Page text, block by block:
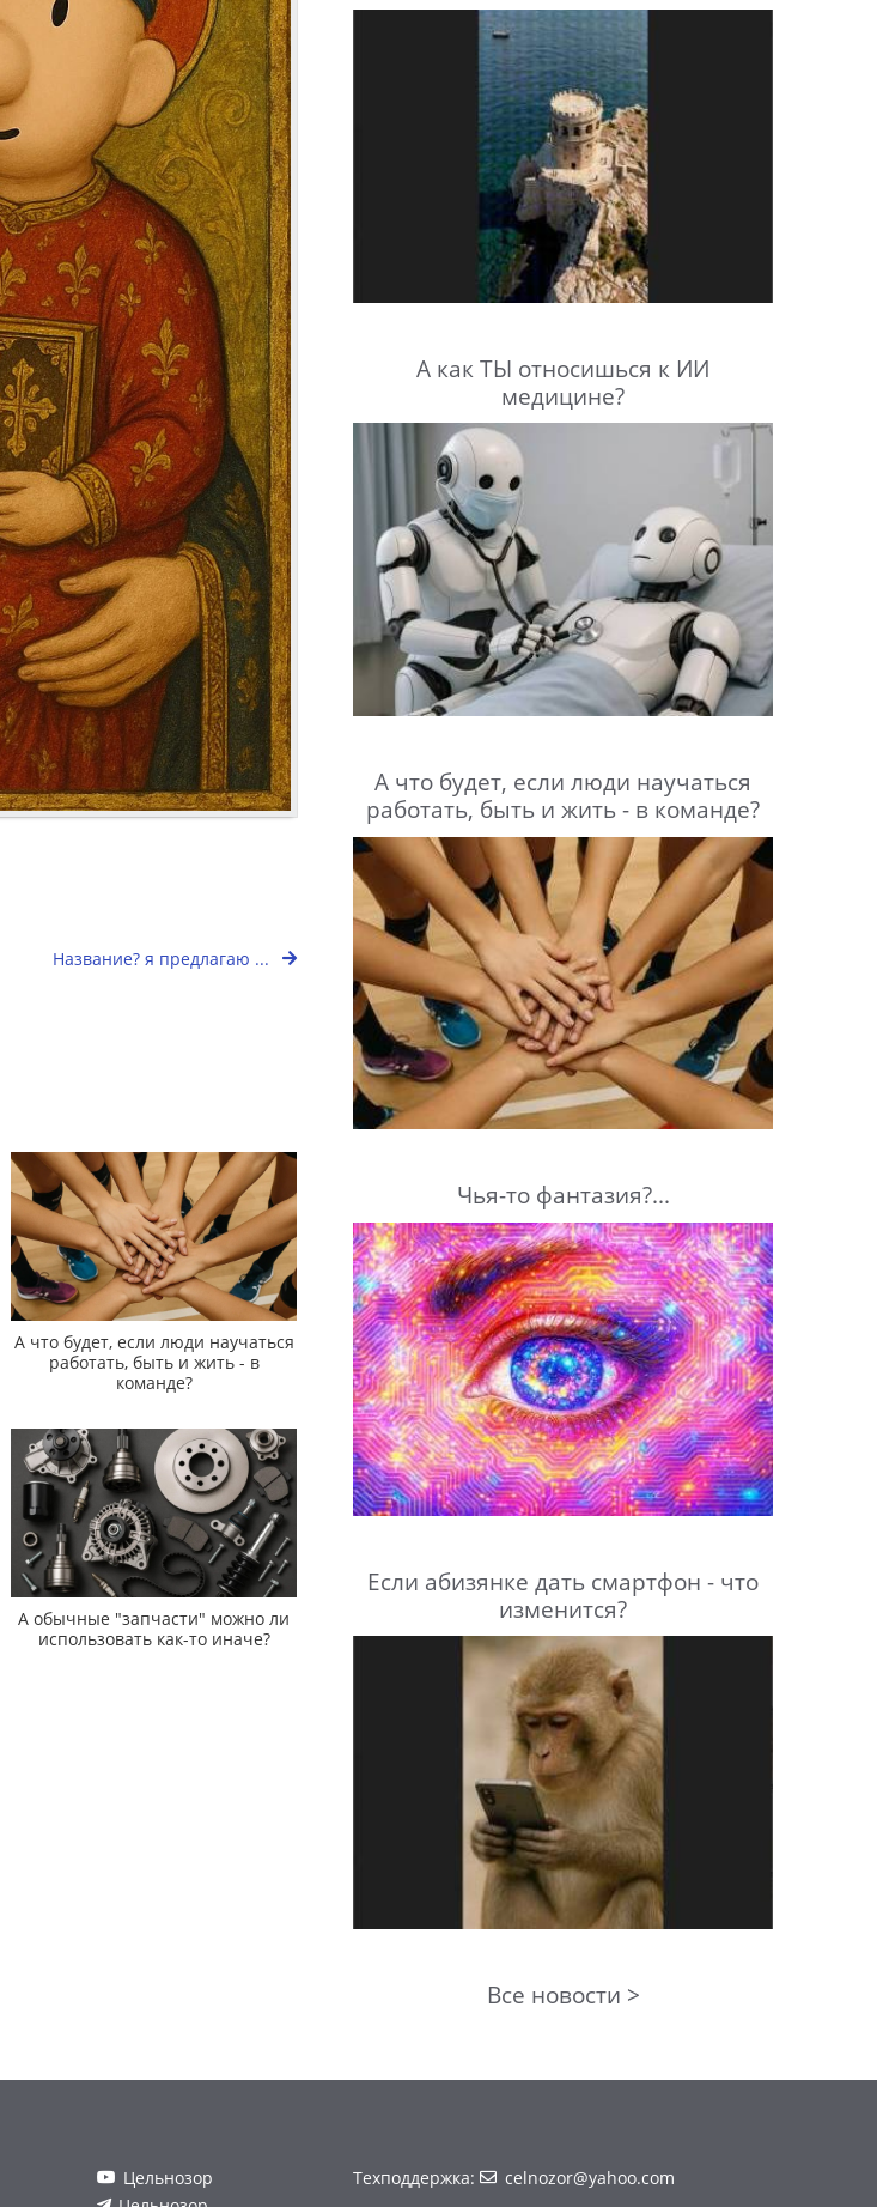
Название? я предлагаю ...
А что будет, если люди научаться
работать, быть и жить - в
команде?
А обычные "запчасти" можно ли
использовать как-то иначе?
А как ТЫ относишься к ИИ
медицине?
А что будет, если люди научаться
работать, быть и жить - в команде?
Чья-то фантазия?...
Если абизянке дать смартфон - что
изменится?
Все новости >
Цельнозор
Техподдержка: celnozor@yahoo.com